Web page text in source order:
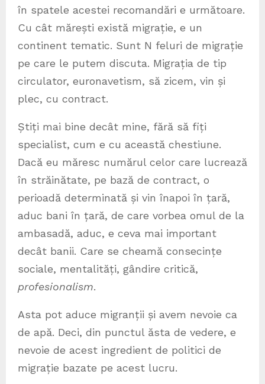
în spatele acestei recomandări e următoare.
Cu cât mărești există migrație, e un
continent tematic. Sunt N feluri de migrație
pe care le putem discuta. Migrația de tip
circulator, euronavetism, să zicem, vin și
plec, cu contract.
Știți mai bine decât mine, fără să fiți
specialist, cum e cu această chestiune.
Dacă eu măresc numărul celor care lucrează
în străinătate, pe bază de contract, o
perioadă determinată și vin înapoi în țară,
aduc bani în țară, de care vorbea omul de la
ambasadă, aduc, e ceva mai important
decât banii. Care se cheamă consecințe
sociale, mentalități, gândire critică,
profesionalism.
Asta pot aduce migranții și avem nevoie ca
de apă. Deci, din punctul ăsta de vedere, e
nevoie de acest ingredient de politici de
migrație bazate pe acest lucru.